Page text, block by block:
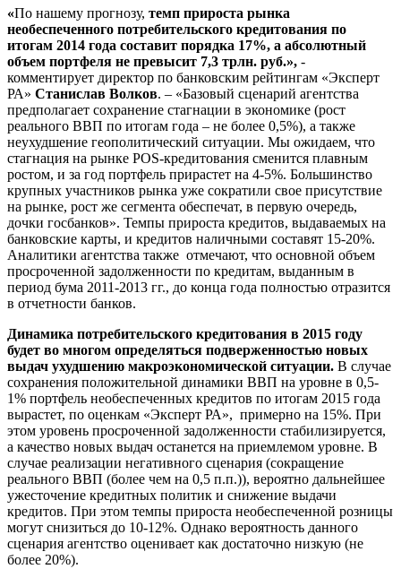
«По нашему прогнозу, темп прироста рынка
необеспеченного потребительского кредитования по
итогам 2014 года составит порядка 17%, а абсолютный
объем портфеля не превысит 7,3 трлн. руб.», -
комментирует директор по банковским рейтингам «Эксперт
РА» Станислав Волков. – «Базовый сценарий агентства
предполагает сохранение стагнации в экономике (рост
реального ВВП по итогам года – не более 0,5%), а также
неухудшение геополитический ситуации. Мы ожидаем, что
стагнация на рынке POS-кредитования сменится плавным
ростом, и за год портфель прирастет на 4-5%. Большинство
крупных участников рынка уже сократили свое присутствие
на рынке, рост же сегмента обеспечат, в первую очередь,
дочки госбанков». Темпы прироста кредитов, выдаваемых на
банковские карты, и кредитов наличными составят 15-20%.
Аналитики агентства также отмечают, что основной объем
просроченной задолженности по кредитам, выданным в
период бума 2011-2013 гг., до конца года полностью отразится
в отчетности банков.
Динамика потребительского кредитования в 2015 году
будет во многом определяться подверженностью новых
выдач ухудшению макроэкономической ситуации. В случае
сохранения положительной динамики ВВП на уровне в 0,5-
1% портфель необеспеченных кредитов по итогам 2015 года
вырастет, по оценкам «Эксперт РА», примерно на 15%. При
этом уровень просроченной задолженности стабилизируется,
а качество новых выдач останется на приемлемом уровне. В
случае реализации негативного сценария (сокращение
реального ВВП (более чем на 0,5 п.п.)), вероятно дальнейшее
ужесточение кредитных политик и снижение выдачи
кредитов. При этом темпы прироста необеспеченной розницы
могут снизиться до 10-12%. Однако вероятность данного
сценария агентство оценивает как достаточно низкую (не
более 20%).